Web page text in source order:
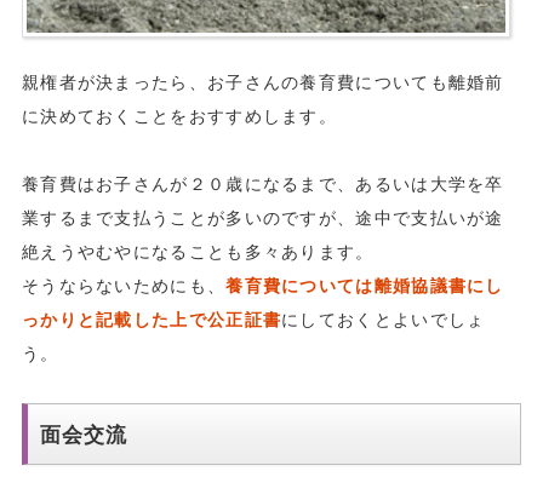
親権者が決まったら、お子さんの養育費についても離婚前
に決めておくことをおすすめします。
養育費はお子さんが２０歳になるまで、あるいは大学を卒
業するまで支払うことが多いのですが、途中で支払いが途
絶えうやむやになることも多々あります。
そうならないためにも、養育費については離婚協議書にし
っかりと記載した上で公正証書にしておくとよいでしょ
う。
面会交流